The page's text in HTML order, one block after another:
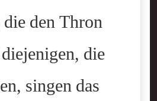
den Thron
die
singen das